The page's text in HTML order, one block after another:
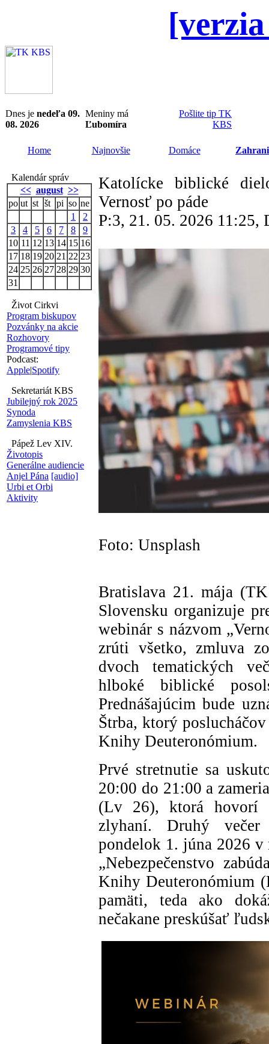
Dnes je nedeľa 09.
08. 2026
Meniny má
Ľubomíra
Pošlite tip TK
KBS
Home Najnovšie Domáce
Kalendár správ
<< august >>
po ut st št pi so ne
1
2
3
4 5 6 7 8
9
10 11 12 13 14 15 16
17 18 19 20 21 22 23
24 25 26 27 28 29 30
31
Život Cirkvi
Program biskupov
Pozvánky na akcie
Rozhovory
Programové tipy
Podcast:
Apple|Spotify
Sekretariát KBS
Jubilejný rok 2025
Synoda
Zamyslenia KBS
Pápež Lev XIV.
Životopis
Generálne audiencie
Anjel Pána [audio]
Urbi et Orbi
Aktivity
Katolícke biblické
Vernosť po páde
P:3, 21. 05. 2026 11:25,
Foto: Unsplash
Bratislava 21. mája
Slovensku organizuje
webinár s názvom
zrúti všetko, zmluva
dvoch tematických
hlboké biblické
Prednášajúcim bude
Štrba, ktorý
Knihy Deuteronómium.
Prvé stretnutie sa
20:00 do 21:00 a
(Lv 26), ktorá hovorí
zlyhaní. Druhý
pondelok 1. júna 2026 v
„Nebezpečenstvo
Knihy Deuteronómium
pamäti, teda ako
nečakane preskúšať